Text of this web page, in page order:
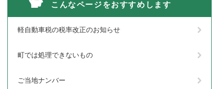
こんなページをおすすめします
軽自動車税の税率改正のお知らせ
町では処理できないもの
ご当地ナンバー